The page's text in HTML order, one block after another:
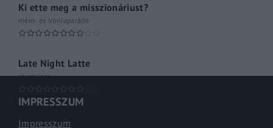
Ki ette meg a misszionáriust?
mém- és iróniaparádé
Late Night Latte
shoműsor
IMPRESSZUM
Impresszum